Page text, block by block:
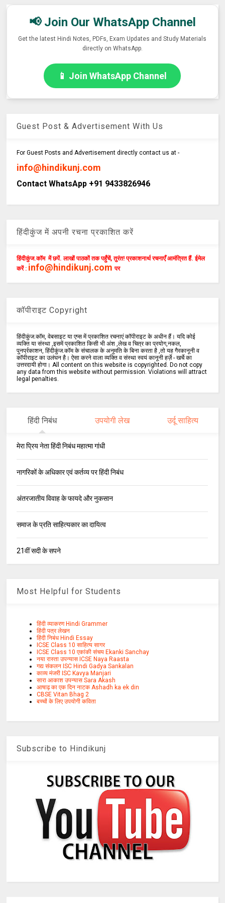
📢 Join Our WhatsApp Channel
Get the latest Hindi Notes, PDFs, Exam Updates and Study Materials
directly on WhatsApp.
📱 Join WhatsApp Channel
Guest Post & Advertisement With Us
For Guest Posts and Advertisement directly contact us at -
info@hindikunj.com
Contact WhatsApp +91 9433826946
हिंदीकुंज में अपनी रचना प्रकाशित करें
हिंदीकुंज.कॉम में छपें. लाखों पाठकों तक पहुँचें, तुरंत! प्रकाशनार्थ रचनाएँ आमंत्रित हैं. ईमेल
करें : info@hindikunj.com पर
कॉपीराइट Copyright
हिंदीकुंज.कॉम, वेबसाइट या एप्स में प्रकाशित रचनाएं कॉपीराइट के अधीन हैं। यदि कोई
व्यक्ति या संस्था ,इसमें प्रकाशित किसी भी अंश ,लेख व चित्र का प्रयोग,नकल,
पुनर्प्रकाशन, हिंदीकुंज.कॉम के संचालक के अनुमति के बिना करता है ,तो यह गैरकानूनी व
कॉपीराइट का उलंघन है। ऐसा करने वाला व्यक्ति व संस्था स्वयं कानूनी हर्ज़े - खर्चे का
उत्तरदायी होगा। All content on this website is copyrighted. Do not copy
any data from this website without permission. Violations will attract
legal penalties.
हिंदी निबंध उपयोगी लेख उर्दू साहित्य
मेरा प्रिय नेता हिंदी निबंध महात्मा गांधी
नागरिकों के अधिकार एवं कर्तव्य पर हिंदी निबंध
अंतरजातीय विवाह के फायदे और नुकसान
समाज के प्रति साहित्यकार का दायित्व
21वीं सदी के सपने
Most Helpful for Students
हिंदी व्याकरण Hindi Grammer
हिंदी पत्र लेखन
हिंदी निबंध Hindi Essay
ICSE Class 10 साहित्य सागर
ICSE Class 10 एकांकी संचय Ekanki Sanchay
नया रास्ता उपन्यास ICSE Naya Raasta
गद्य संकलन ISC Hindi Gadya Sankalan
काव्य मंजरी ISC Kavya Manjari
सारा आकाश उपन्यास Sara Akash
आषाढ़ का एक दिन नाटक Ashadh ka ek din
CBSE Vitan Bhag 2
बच्चों के लिए उपयोगी कविता
Subscribe to Hindikunj